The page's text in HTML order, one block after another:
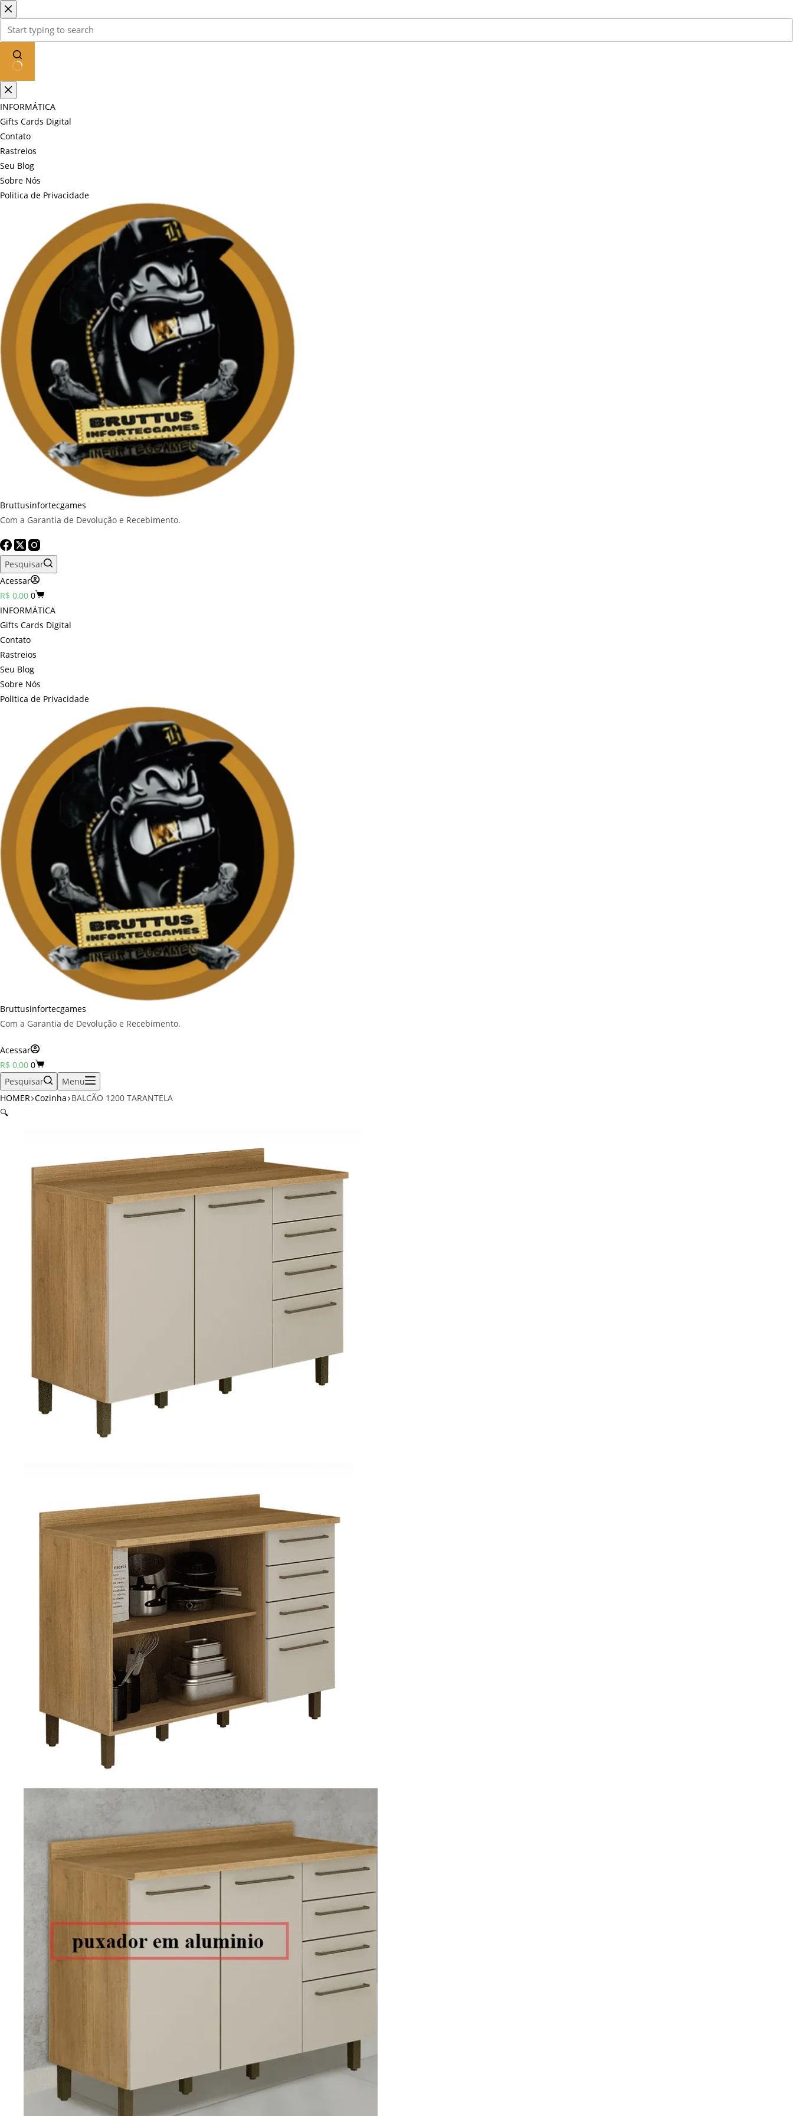
Pular
para
conteúdo
Sem
resultados
INFORMÁTICA
Gifts Cards Digital
Contato
Rastreios
Seu Blog
Sobre Nós
Politica de Privacidade
Bruttusinfortecgames
Com a Garantia de Devolução e Recebimento.
Pesquisar
Acessar
Carrinho
R$ 0,00 0
INFORMÁTICA
Gifts Cards Digital
Contato
Rastreios
Seu Blog
Sobre Nós
Politica de Privacidade
Bruttusinfortecgames
Com a Garantia de Devolução e Recebimento.
Acessar
Carrinho
R$ 0,00 0
Pesquisar
Menu
HOMER Cozinha BALCÃO 1200 TARANTELA
🔍